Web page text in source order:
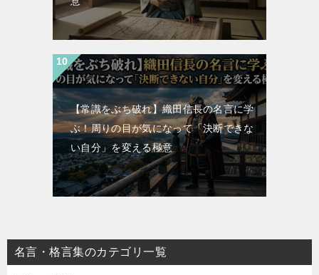
【常識をぶち破れ】織田信長の名言に学
ぶ！周りの目が気になって「決断できな
い自分」を変える極意
名言・格言集のカテゴリ一覧